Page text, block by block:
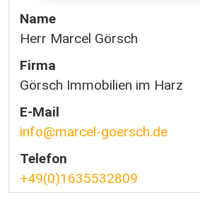
Name
Herr Marcel Görsch
Firma
Görsch Immobilien im Harz
E-Mail
info@marcel-goersch.de
Telefon
+49(0)1635532809